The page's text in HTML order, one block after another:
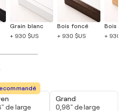
Grain blanc
+ 930 $US
Bois foncé
+ 930 $US
Bois
+ 930
de large
Grand
0,98" de large